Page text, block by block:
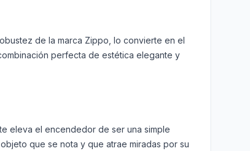
de la marca Zippo, lo convierte en el
perfecta de estética elegante y
eleva el encendedor de ser una simple
que se nota y que atrae miradas por su